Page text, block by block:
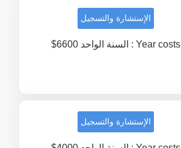
الإستشارة والتسجيل
Year costs : السنة الواحد 6600$
الإستشارة والتسجيل